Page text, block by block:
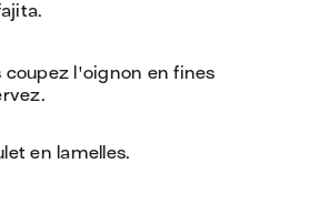
coupez l'oignon en fines
en lamelles.